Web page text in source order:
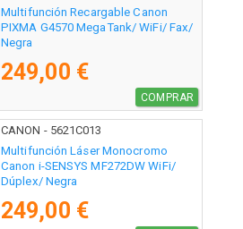
Multifunción Recargable Canon
PIXMA G4570 MegaTank/ WiFi/ Fax/
Negra
249,00 €
COMPRAR
CANON - 5621C013
Multifunción Láser Monocromo
Canon i-SENSYS MF272DW WiFi/
Dúplex/ Negra
249,00 €